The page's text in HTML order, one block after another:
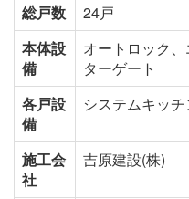
総戸数
24戸
本体設
備
オートロック
ターゲート
各戸設
備
システムキッチ
施工会
社
吉原建設(株)